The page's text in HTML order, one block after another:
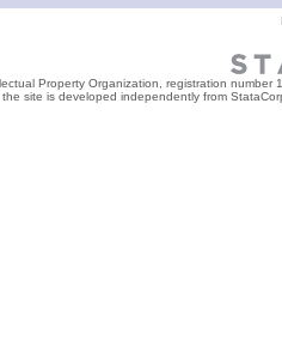
Property Organization, registration
site is developed independently from